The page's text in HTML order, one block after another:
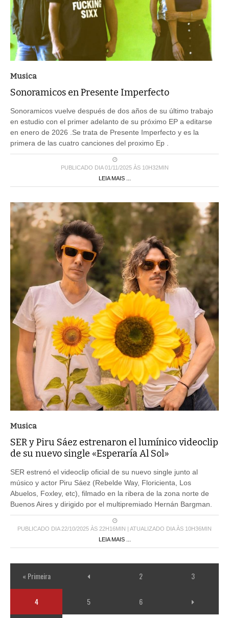
Musica
Sonoramicos en Presente Imperfecto
Sonoramicos vuelve después de dos años de su último trabajo
en estudio con el primer adelanto de su próximo EP a editarse
en enero de 2026 .Se trata de Presente Imperfecto y es la
primera de las cuatro canciones del proximo Ep .
PUBLICADO DIA 01/11/2025 ÀS 10H32MIN
LEIA MAIS ...
Musica
SER y Piru Sáez estrenaron el lumínico videoclip
de su nuevo single «Esperaría Al Sol»
SER estrenó el videoclip oficial de su nuevo single junto al
músico y actor Piru Sáez (Rebelde Way, Floricienta, Los
Abuelos, Foxley, etc), filmado en la ribera de la zona norte de
Buenos Aires y dirigido por el multipremiado Hernán Bargman.
PUBLICADO DIA 22/10/2025 ÀS 22H16MIN | ATUALIZADO DIA ÀS 10H36MIN
LEIA MAIS ...
« Primeira 2 3
4 5 6